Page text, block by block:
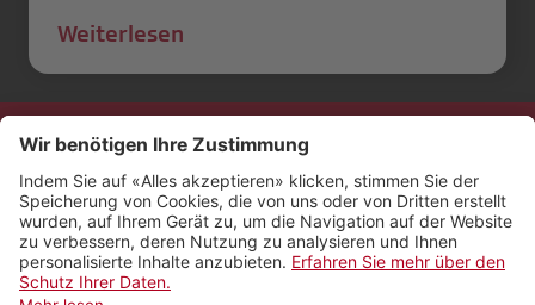
Weiterlesen
Kontakt
Impressum
Rechtliches
Netiquette